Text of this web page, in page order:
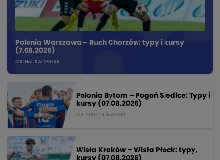
Polonia Warszawa – Ruch Chorzów: typy i kursy
(7.08.2026)
MICHAL KACPRZAK
Polonia Bytom – Pogoń Siedlce: Typy i
kursy (07.08.2026)
MATEUSZ DOMANSKI
Wisła Kraków – Wisła Płock: typy,
kursy (07.08.2026)